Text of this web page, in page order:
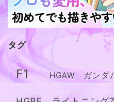
タグ
F1 HGAW ガンダ